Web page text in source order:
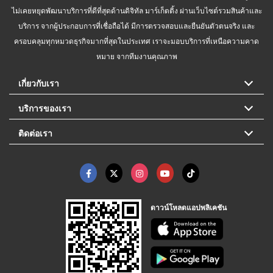
ไม่เคยหยุดพัฒนาบริการที่ดีที่สุดด้านดิจิทัล มาร์เก็ตติ้ง ผ่านเว็บไซต์รวมสินค้าและ
บริการ จากผู้ประกอบการที่เชื่อถือได้ มีการตรวจสอบและยืนยันตัวตนจริง และ
ครอบคลุมทุกหมวดธุรกิจมากที่สุดในประเทศ เราจะมอบบริการที่เหนือความคาด
หมาย จากทีมงานคุณภาพ
เกี่ยวกับเรา
บริการของเรา
ติดต่อเรา
ดาวน์โหลดแอปพลิเคชัน